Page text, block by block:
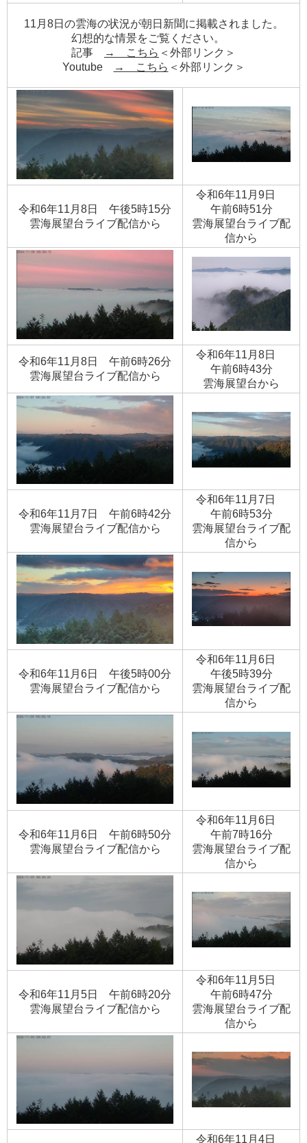
11月8日の雲海の状況が朝日新聞に掲載されました。
幻想的な情景をご覧ください。
記事
→ こちら ＜外部リンク＞
Youtube
→ こちら ＜外部リンク＞
令和6年11月8日 午後5時15分
​雲海展望台ライブ配信から
令和6年11月9日
午前6時51分
​雲海展望台ライブ配
信から
令和6年11月8日 午前6時26分
​雲海展望台ライブ配信から
令和6年11月8日
午前6時43分
​雲海展望台から
令和6年11月7日 午前6時42分
​雲海展望台ライブ配信から
令和6年11月7日
午前6時53分
​雲海展望台ライブ配
信から
令和6年11月6日 午後5時00分
​雲海展望台ライブ配信から
令和6年11月6日
午後5時39分
​雲海展望台ライブ配
信から
令和6年11月6日 午前6時50分
​雲海展望台ライブ配信から
令和6年11月6日
午前7時16分
​雲海展望台ライブ配
信から
令和6年11月5日 午前6時20分
​雲海展望台ライブ配信から
令和6年11月5日
午前6時47分
​雲海展望台ライブ配
信から
令和6年11月4日